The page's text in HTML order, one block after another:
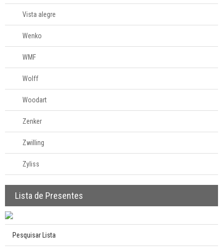
Vista alegre
Wenko
WMF
Wolff
Woodart
Zenker
Zwilling
Zyliss
Lista de Presentes
Pesquisar Lista